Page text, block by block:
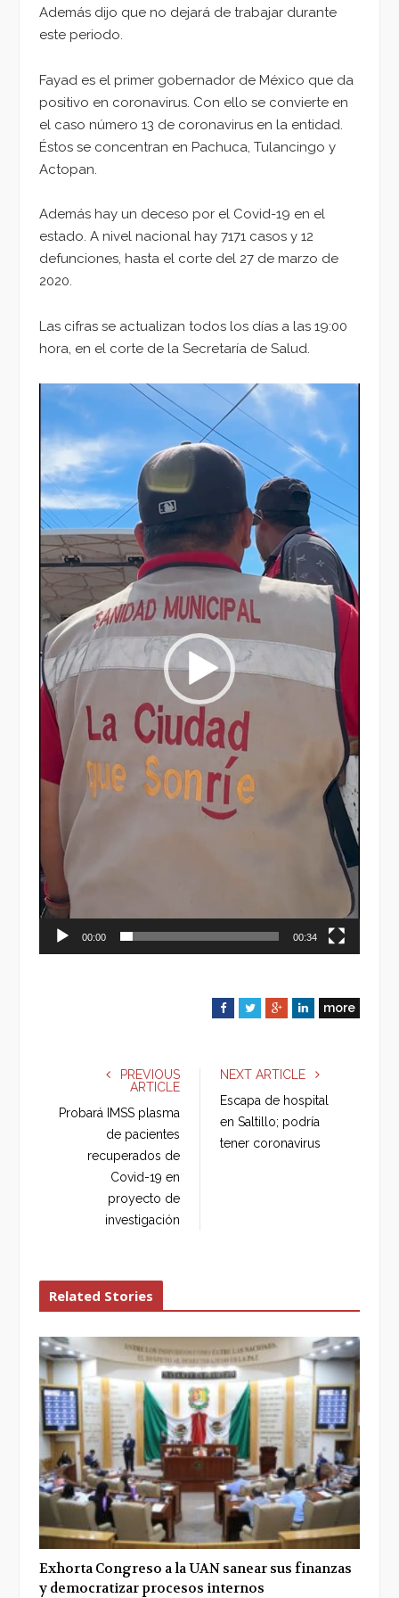
Además dijo que no dejará de trabajar durante
este periodo.
Fayad es el primer gobernador de México que da
positivo en coronavirus. Con ello se convierte en
el caso número 13 de coronavirus en la entidad.
Éstos se concentran en Pachuca, Tulancingo y
Actopan.
Además hay un deceso por el Covid-19 en el
estado. A nivel nacional hay 7171 casos y 12
defunciones, hasta el corte del 27 de marzo de
2020.
Las cifras se actualizan todos los días a las 19:00
hora, en el corte de la Secretaría de Salud.
Reproductor
vídeo
00:00 00:34
F
e
o
k
T
r
G
g
+
L
I
n
more
PREVIOUS
ARTICLE
Probará IMSS plasma
de pacientes
recuperados de
Covid-19 en
proyecto de
investigación
NEXT ARTICLE
Escapa de hospital
en Saltillo; podría
tener coronavirus
Related Stories
Exhorta Congreso a la UAN sanear sus finanzas
y democratizar procesos internos